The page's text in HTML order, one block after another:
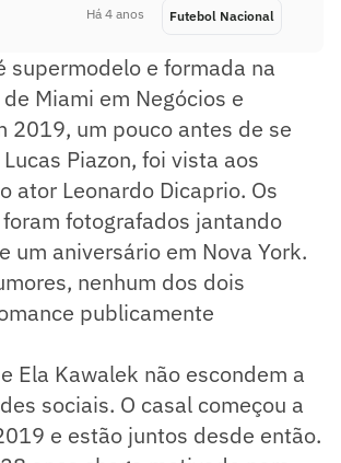
Há 4 anos Futebol Nacional
supermodelo e formada na
Miami em Negócios e
2019, um pouco antes de se
Piazon, foi vista aos
ator Leonardo Dicaprio. Os
fotografados jantando
um aniversário em Nova York.
nenhum dos dois
publicamente
Ela Kawalek não escondem a
sociais. O casal começou a
e estão juntos desde então.